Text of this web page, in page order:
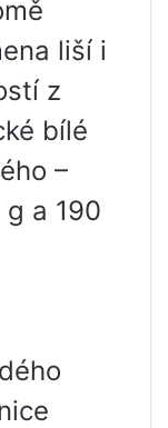
liší i
z
bílé
–
a 190